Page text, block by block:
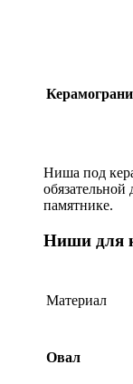
Ниша под
обязательной
памятнике.
Ниши для
Материал
Овал